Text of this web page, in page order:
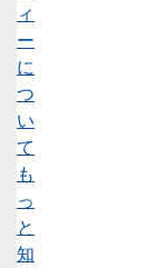
ィ
ー
に
つ
い
て
も
っ
と
知